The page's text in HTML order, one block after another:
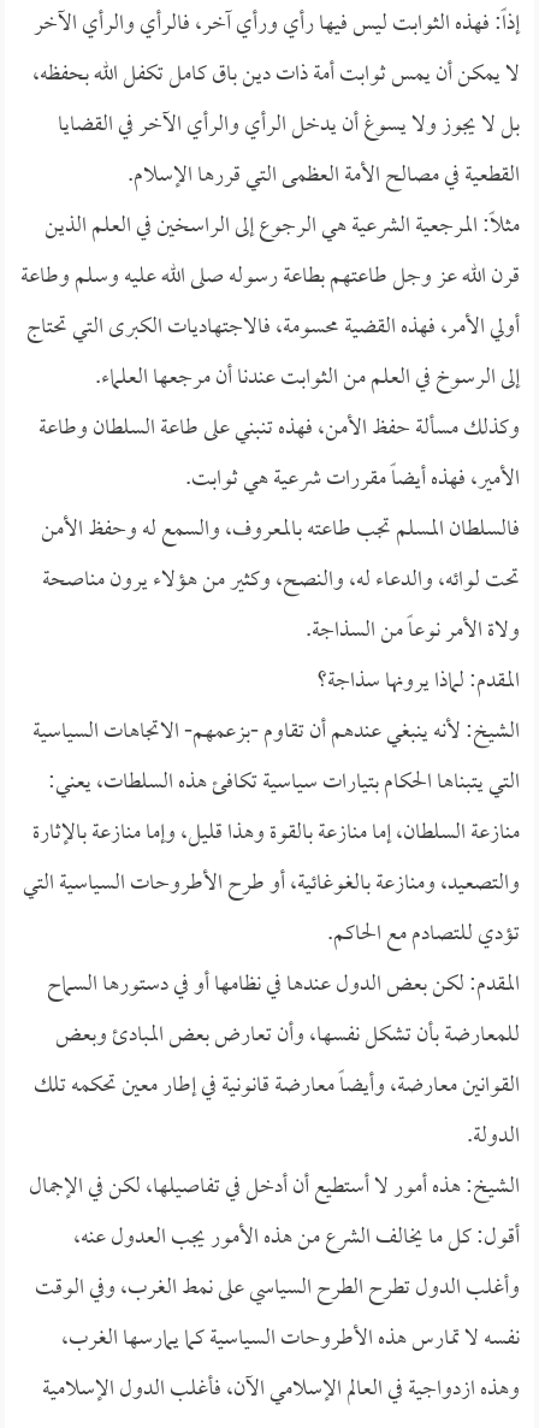
إذاً: فهذه الثوابت ليس فيها رأي ورأي آخر، فالرأي والرأي الآخر
لا يمكن أن يمس ثوابت أمة ذات دين باق كامل تكفل الله بحفظه،
بل لا يجوز ولا يسوغ أن يدخل الرأي والرأي الآخر في القضايا
القطعية في مصالح الأمة العظمى التي قررها الإسلام.
مثلاً: المرجعية الشرعية هي الرجوع إلى الراسخين في العلم الذين
قرن الله عز وجل طاعتهم بطاعة رسوله صلى الله عليه وسلم وطاعة
أولي الأمر، فهذه القضية محسومة، فالاجتهاديات الكبرى التي تحتاج
إلى الرسوخ في العلم من الثوابت عندنا أن مرجعها العلماء.
وكذلك مسألة حفظ الأمن، فهذه تنبني على طاعة السلطان وطاعة
الأمير، فهذه أيضاً مقررات شرعية هي ثوابت.
فالسلطان المسلم تجب طاعته بالمعروف، والسمع له وحفظ الأمن
تحت لوائه، والدعاء له، والنصح، وكثير من هؤلاء يرون مناصحة
ولاة الأمر نوعاً من السذاجة.
المقدم: لماذا يرونها سذاجة؟
الشيخ: لأنه ينبغي عندهم أن تقاوم -بزعمهم- الاتجاهات السياسية
التي يتبناها الحكام بتيارات سياسية تكافئ هذه السلطات، يعني:
منازعة السلطان، إما منازعة بالقوة وهذا قليل، وإما منازعة بالإثارة
والتصعيد، ومنازعة بالغوغائية، أو طرح الأطروحات السياسية التي
تؤدي للتصادم مع الحاكم.
المقدم: لكن بعض الدول عندها في نظامها أو في دستورها السماح
للمعارضة بأن تشكل نفسها، وأن تعارض بعض المبادئ وبعض
القوانين معارضة، وأيضاً معارضة قانونية في إطار معين تحكمه تلك
الدولة.
الشيخ: هذه أمور لا أستطيع أن أدخل في تفاصيلها، لكن في الإجمال
أقول: كل ما يخالف الشرع من هذه الأمور يجب العدول عنه،
وأغلب الدول تطرح الطرح السياسي على نمط الغرب، وفي الوقت
نفسه لا تمارس هذه الأطروحات السياسية كما يمارسها الغرب،
وهذه ازدواجية في العالم الإسلامي الآن، فأغلب الدول الإسلامية